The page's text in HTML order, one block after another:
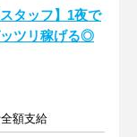
タッフ】1夜で
ツリ稼げる◎
額支給